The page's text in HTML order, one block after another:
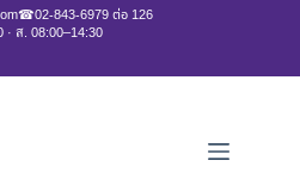
☎02-843-6979 ต่อ 126
· ส. 08:00–14:30